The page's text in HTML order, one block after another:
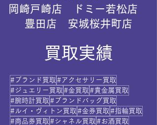
岡崎戸崎店 ドミー若松店
豊田店 安城桜井町店
買取実績
#ブランド買取 #アクセサリー買取
#ジュエリー買取 #金買取 #貴金属買取
#腕時計買取 #ブランドバッグ買取
#ルイ・ヴィトン買取 #金券買取 #指輪買取
#商品券買取 #シャネル買取 #お酒買取